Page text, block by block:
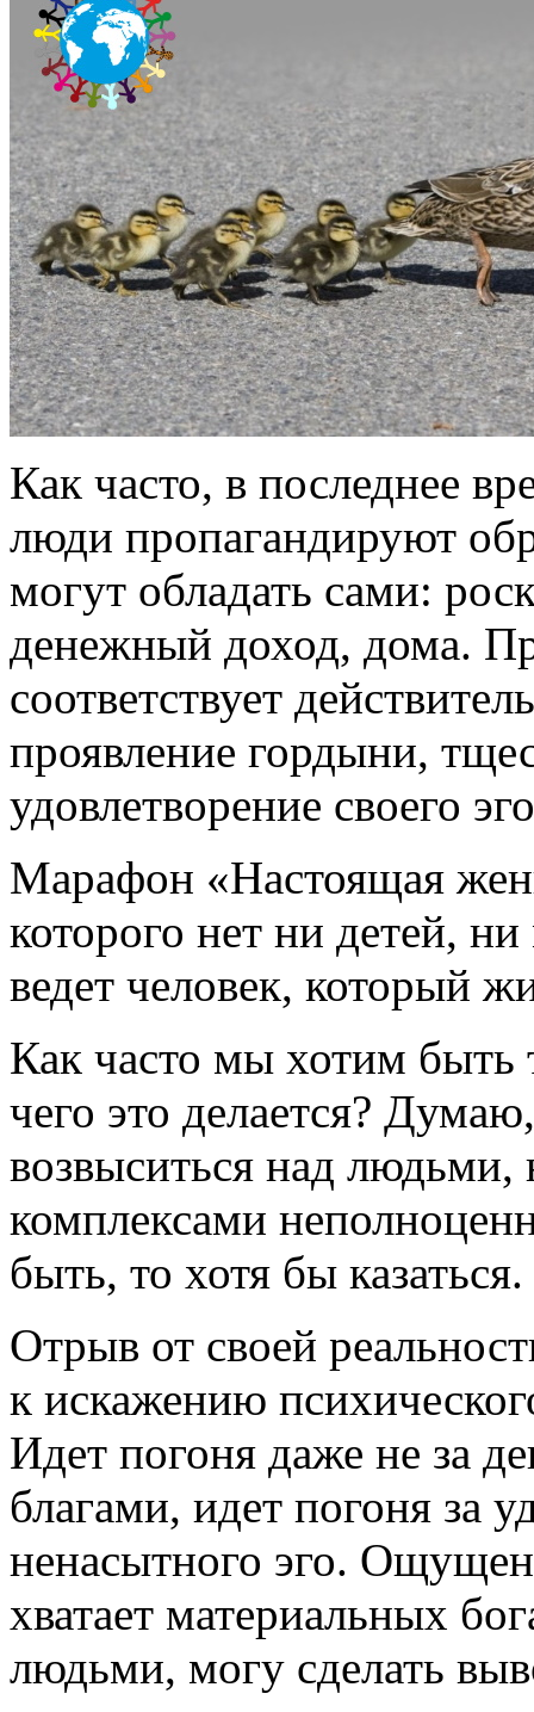
Как часто, в последнее
люди пропагандируют
могут обладать сами:
денежный доход, дома.
соответствует
проявление гордыни,
удовлетворение своего
Марафон «Настоящая
которого нет ни детей,
ведет человек, который
Как часто мы хотим быть
чего это делается?
возвыситься над людьми,
комплексами
быть, то хотя бы казаться.
Отрыв от своей
к искажению
Идет погоня даже не за
благами, идет погоня за
ненасытного эго.
хватает материальных
людьми, могу сделать